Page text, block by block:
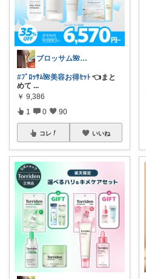
ブロッサム🌺꧂30代からの韓国美容
#ﾌﾞﾛｯｻﾑ🌺美容お得ｾｯﾄ 👈まと
めて ...
￥ 9,386
1 0 90
コレ いいね